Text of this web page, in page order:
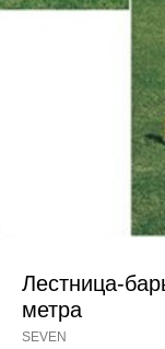
Лестница-
метра
SEVEN